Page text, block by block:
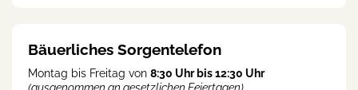
Bäuerliches Sorgentelefon
Montag bis Freitag von 8:30 Uhr bis 12:30 Uhr